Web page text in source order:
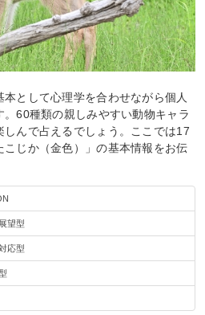
として心理学を合わせながら個人
60種類の親しみやすい動物キャラ
んで占えるでしょう。ここでは17
じか（金色）」の基本情報をお伝
望型
応型